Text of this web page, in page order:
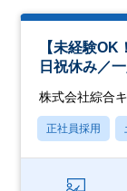
【未経験
日祝休み／
株式会社綜合
正社員採用